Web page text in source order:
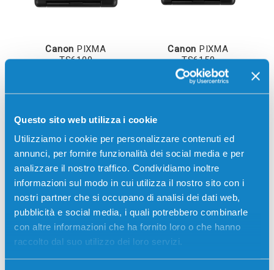
Questo sito web utilizza i cookie
Utilizziamo i cookie per personalizzare contenuti ed
annunci, per fornire funzionalità dei social media e per
analizzare il nostro traffico. Condividiamo inoltre
informazioni sul modo in cui utilizza il nostro sito con i
nostri partner che si occupano di analisi dei dati web,
pubblicità e social media, i quali potrebbero combinarle
con altre informazioni che ha fornito loro o che hanno
raccolto dal suo utilizzo dei loro servizi.
Canon PIXMA
TS6100
Canon PIXMA
TS6150
Canon
PIXMA
TS6151
Canon
PIXMA
TS6250